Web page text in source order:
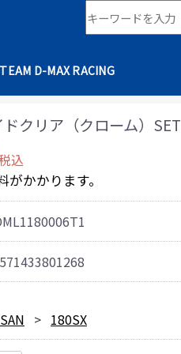
TEAM D-MAX RACING
クリア（クローム）SET
込
かかります。
180SX